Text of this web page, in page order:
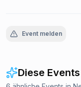
Event melden
Diese